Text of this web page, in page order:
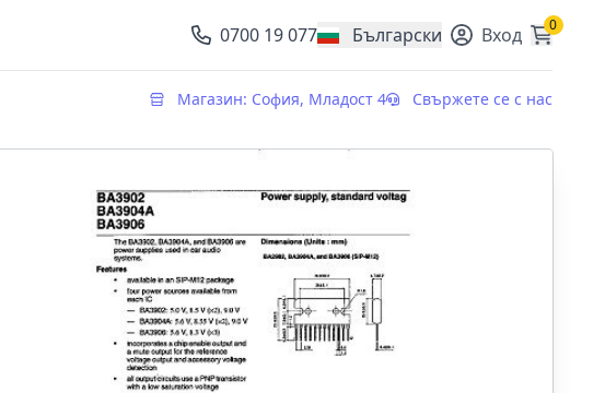
0700 19 077 Български
, change currency Вход 0
Магазин: София, Младост 4 Свържете се с нас